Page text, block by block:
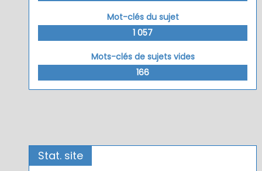
Mot-clés du sujet
1 057
Mots-clés de sujets vides
166
Stat. site